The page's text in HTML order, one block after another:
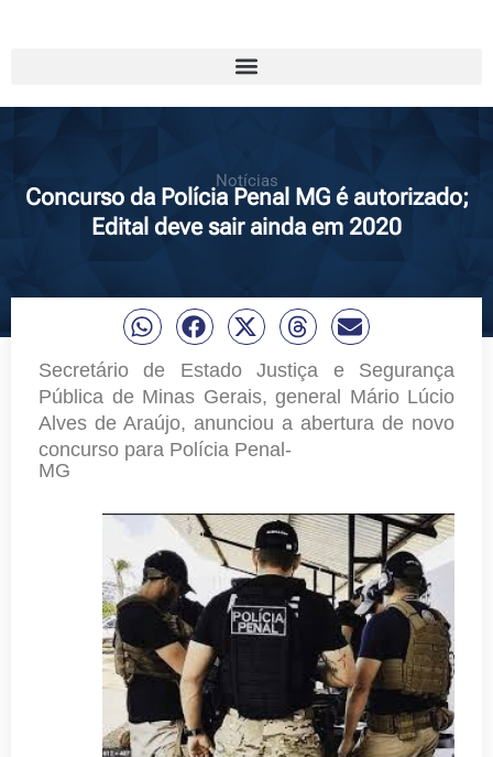
Notícias
Concurso da Polícia Penal MG é autorizado;
Edital deve sair ainda em 2020
Secretário de Estado Justiça e Segurança
Pública de Minas Gerais, general Mário Lúcio
Alves de Araújo, anunciou a abertura de novo
concurso para Polícia Penal-
MG